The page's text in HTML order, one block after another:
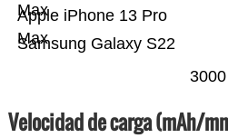
Samsung Galaxy S22
Apple iPhone 13 Pro
Max
Max
3000
Velocidad de carga (mAh/